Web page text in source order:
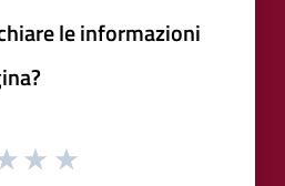
le informazioni